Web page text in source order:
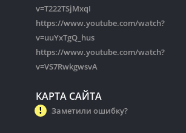
v=T222TSjMxqI
https://www.youtube.com/watch?
v=uuYxTgQ_hus
https://www.youtube.com/watch?
v=VS7RwkgwsvA
КАРТА САЙТА
Заметили ошибку?